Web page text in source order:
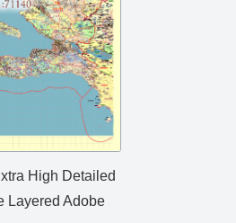
High Detailed
Layered Adobe